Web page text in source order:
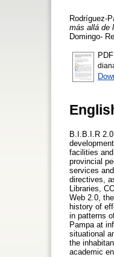
Rodríguez-
más allá de
Domingo-
PDF
B.I.B.I.R
facilities
provincial
services
directives,
Libraries,
Web 2.0,
history of
in patterns
Pampa at
situational
the
academic